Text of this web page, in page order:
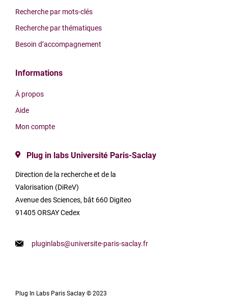
Recherche par mots-clés
Recherche par thématiques
Besoin d’accompagnement
Informations
À propos
Aide
Mon compte
Plug in labs Université Paris-Saclay
Direction de la recherche et de la
Valorisation (DiReV)
Avenue des Sciences, bât 660 Digiteo
91405 ORSAY Cedex
pluginlabs@universite-paris-saclay.fr
Plug In Labs Paris Saclay © 2023